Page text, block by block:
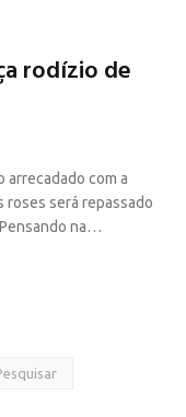
rodízio de
com a
roses será repassado
na…